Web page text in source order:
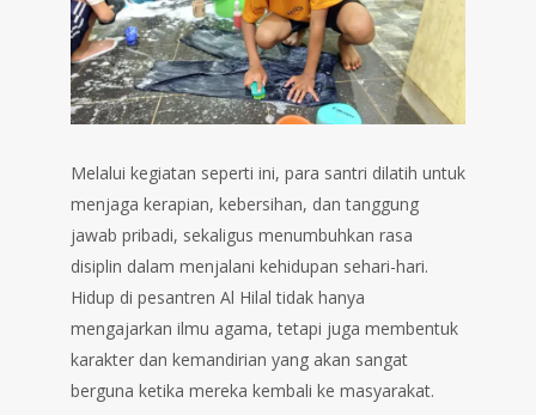
Melalui kegiatan seperti ini, para santri dilatih untuk
menjaga kerapian, kebersihan, dan tanggung
jawab pribadi, sekaligus menumbuhkan rasa
disiplin dalam menjalani kehidupan sehari-hari.
Hidup di pesantren Al Hilal tidak hanya
mengajarkan ilmu agama, tetapi juga membentuk
karakter dan kemandirian yang akan sangat
berguna ketika mereka kembali ke masyarakat.